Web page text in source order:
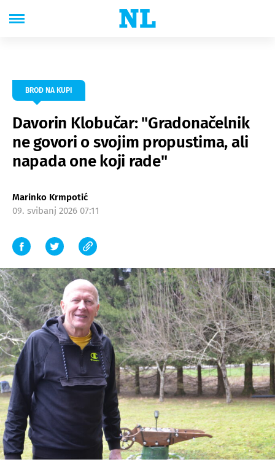
BROD NA KUPI
Davorin Klobučar: "Gradonačelnik
ne govori o svojim propustima, ali
napada one koji rade"
Marinko Krmpotić
09. svibanj 2026 07:11